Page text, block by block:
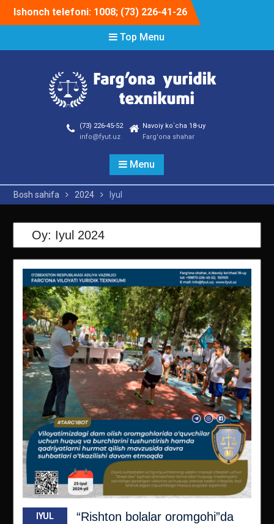
Ishonch telefoni: 1008; (73) 226-41-26
Top Menu
(73) 226-45-52
info@fyut.uz
Navoiy ko`cha 18-uy
Farg'ona shahar
Menu
Bosh sahifa 2024 Iyul
Oy: Iyul 2024
IYUL
“Rishton bolalar oromgohi”da